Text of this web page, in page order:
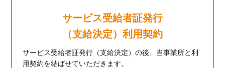
サービス受給者証発行
（支給決定）利用契約
サービス受給者証発行（支給決定）の後、当事業所と利
用契約を結ばせていただきます。